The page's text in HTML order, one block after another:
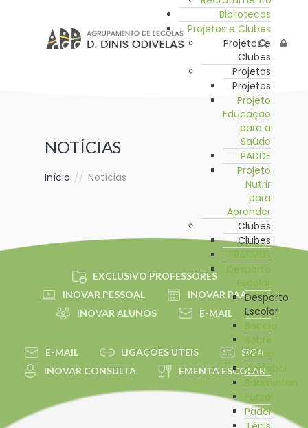
Bibliotecas
Projetos e Clubes
Projetos e
Clubes
Projetos
Projetos
Projeto
Educação
para a
Saúde
PADDE
Projeto
Nutrir
para
Aprender
Clubes
Clubes
ERASMUS
Desporto
Escolar
Desporto
Escolar
Boccia
Sobre
Rodas
Corfebol
Badminton
Futsal
Padel
NOTÍCIAS
Início // Notícias
EXCLUSIVO PROFESSORES
INOVAR PESSOAL
INOVAR PAA
INOVAR ALUNOS
E-MAIL
E-MAIL LIGAÇÕES ÚTEIS
SIGA
INOVAR CONSULTA
EMENTA ESCOLAR